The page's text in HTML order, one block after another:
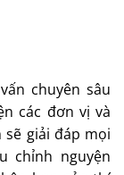
chuyên sâu
các đơn vị và
sẽ giải đáp mọi
chỉnh nguyện